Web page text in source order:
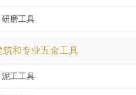
研磨工具
筑和专业五金工具
泥工工具